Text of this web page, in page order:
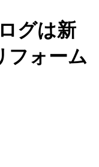
グは新
フォーム